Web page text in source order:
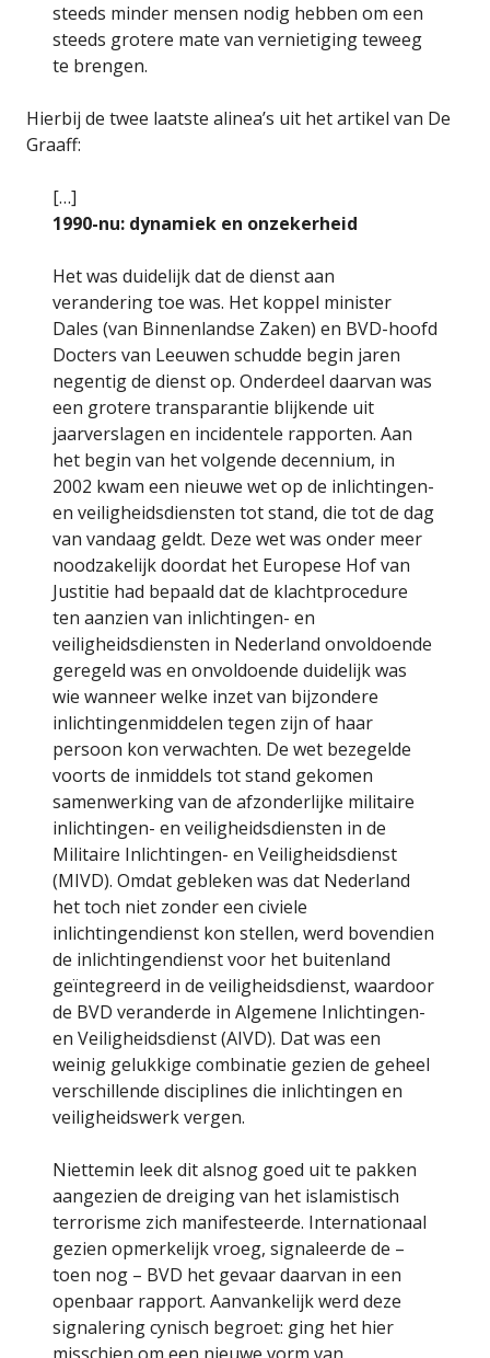
steeds minder mensen nodig hebben om een
steeds grotere mate van vernietiging teweeg
te brengen.
Hierbij de twee laatste alinea’s uit het artikel van De
Graaff:
[…]
1990-nu: dynamiek en onzekerheid
Het was duidelijk dat de dienst aan
verandering toe was. Het koppel minister
Dales (van Binnenlandse Zaken) en BVD-hoofd
Docters van Leeuwen schudde begin jaren
negentig de dienst op. Onderdeel daarvan was
een grotere transparantie blijkende uit
jaarverslagen en incidentele rapporten. Aan
het begin van het volgende decennium, in
2002 kwam een nieuwe wet op de inlichtingen-
en veiligheidsdiensten tot stand, die tot de dag
van vandaag geldt. Deze wet was onder meer
noodzakelijk doordat het Europese Hof van
Justitie had bepaald dat de klachtprocedure
ten aanzien van inlichtingen- en
veiligheidsdiensten in Nederland onvoldoende
geregeld was en onvoldoende duidelijk was
wie wanneer welke inzet van bijzondere
inlichtingenmiddelen tegen zijn of haar
persoon kon verwachten. De wet bezegelde
voorts de inmiddels tot stand gekomen
samenwerking van de afzonderlijke militaire
inlichtingen- en veiligheidsdiensten in de
Militaire Inlichtingen- en Veiligheidsdienst
(MIVD). Omdat gebleken was dat Nederland
het toch niet zonder een civiele
inlichtingendienst kon stellen, werd bovendien
de inlichtingendienst voor het buitenland
geïntegreerd in de veiligheidsdienst, waardoor
de BVD veranderde in Algemene Inlichtingen-
en Veiligheidsdienst (AIVD). Dat was een
weinig gelukkige combinatie gezien de geheel
verschillende disciplines die inlichtingen en
veiligheidswerk vergen.
Niettemin leek dit alsnog goed uit te pakken
aangezien de dreiging van het islamistisch
terrorisme zich manifesteerde. Internationaal
gezien opmerkelijk vroeg, signaleerde de –
toen nog – BVD het gevaar daarvan in een
openbaar rapport. Aanvankelijk werd deze
signalering cynisch begroet: ging het hier